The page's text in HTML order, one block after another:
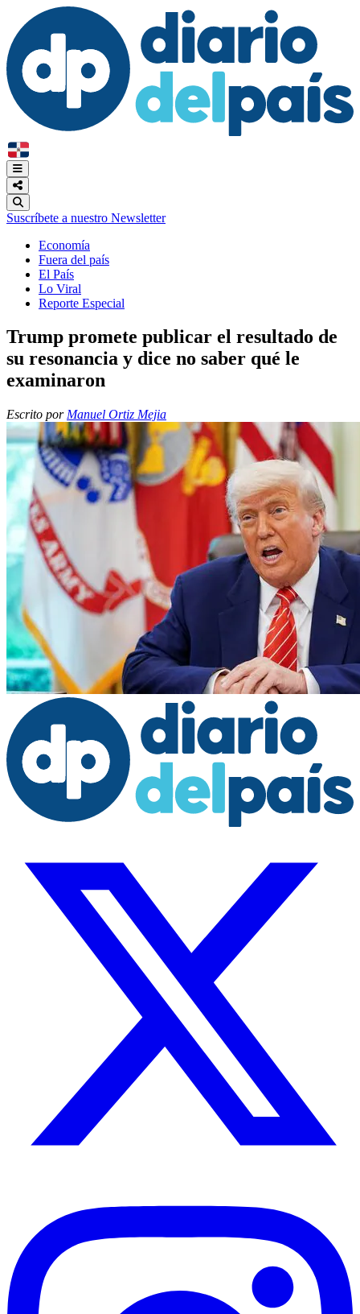
Suscríbete a nuestro Newsletter
Economía
Fuera del país
El País
Lo Viral
Reporte Especial
Trump promete publicar el resultado de
su resonancia y dice no saber qué le
examinaron
Escrito por Manuel Ortiz Mejia